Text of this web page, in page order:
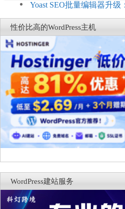
商能力
复，仅建议在测试环境体验
Yoast SEO批量编辑器升
词与AI元数据草稿
性价比高的WordPress主机
WordPress建站服务